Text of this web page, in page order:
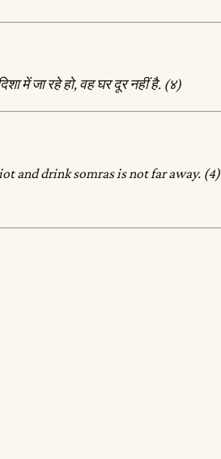
में जा रहे हो, वह घर दूर नहीं है. (४)
and drink somras is not far away. (4)